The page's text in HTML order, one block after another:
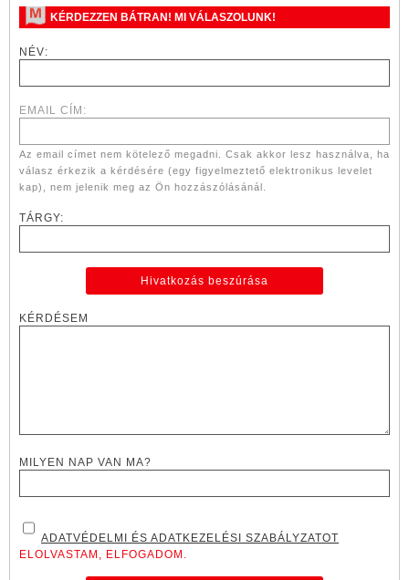
KÉRDEZZEN BÁTRAN! MI VÁLASZOLUNK!
NÉV:
EMAIL CÍM:
Az email címet nem kötelező megadni. Csak akkor lesz használva, ha
válasz érkezik a kérdésére (egy figyelmeztető elektronikus levelet
kap), nem jelenik meg az Ön hozzászólásánál.
TÁRGY:
KÉRDÉSEM
MILYEN NAP VAN MA?
ADATVÉDELMI ÉS ADATKEZELÉSI SZABÁLYZATOT
ELOLVASTAM, ELFOGADOM.